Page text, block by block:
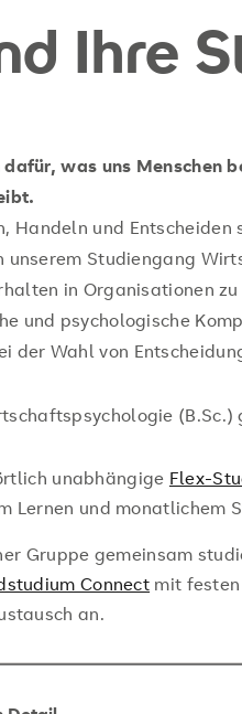
Ihre
was uns Menschen
Handeln und
unserem Studiengang
in Organisationen
und psychologische
der Wahl von
(B.Sc.)
unabhängige Flex-
Lernen und monatlichem
Gruppe gemeinsam
Connect mit
an.